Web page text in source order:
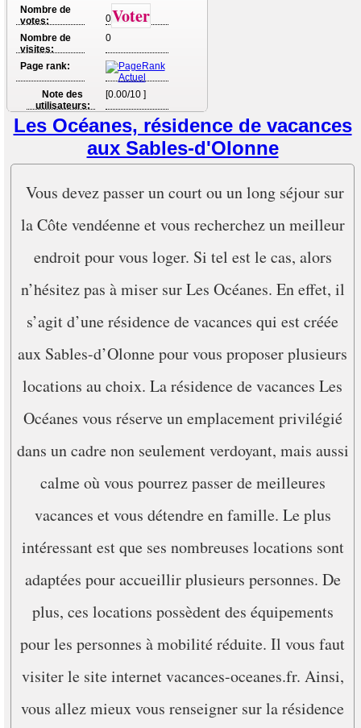
Nombre de
votes:
0Voter
Nombre de
visites:
0
Page rank:
Note des
utilisateurs:
[0.00/10 ]
Les Océanes, résidence de vacances
aux Sables-d'Olonne
Vous devez passer un court ou un long séjour sur
la Côte vendéenne et vous recherchez un meilleur
endroit pour vous loger. Si tel est le cas, alors
n’hésitez pas à miser sur Les Océanes. En effet, il
s’agit d’une résidence de vacances qui est créée
aux Sables-d’Olonne pour vous proposer plusieurs
locations au choix. La résidence de vacances Les
Océanes vous réserve un emplacement privilégié
dans un cadre non seulement verdoyant, mais aussi
calme où vous pourrez passer de meilleures
vacances et vous détendre en famille. Le plus
intéressant est que ses nombreuses locations sont
adaptées pour accueillir plusieurs personnes. De
plus, ces locations possèdent des équipements
pour les personnes à mobilité réduite. Il vous faut
visiter le site internet vacances-oceanes.fr. Ainsi,
vous allez mieux vous renseigner sur la résidence